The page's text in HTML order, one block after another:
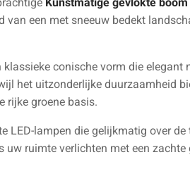
van een met sneeuw bedekt
klassieke conische vorm die
het uitzonderlijke duurzaamheid
rijke groene basis.
LED-lampen die gelijkmatig over
ruimte verlichten met een